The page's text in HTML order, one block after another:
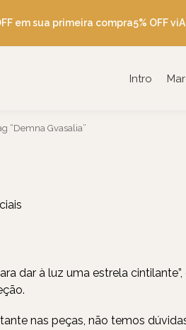
em sua primeira compra5% OFF viA
Intro
“Demna Gvasalia”
dar à luz uma estrela cintilante”,
nas peças, não temos